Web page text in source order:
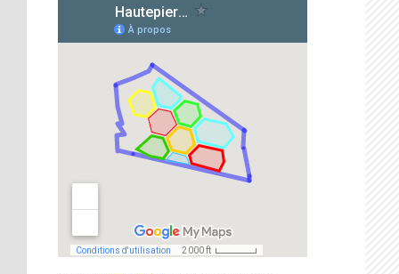
23 septembre 2015
21 septembre 2015
Nouvelle médiathèque :
les usagers satisfaits
Un obstacle de franchi
pour le lycée musulman